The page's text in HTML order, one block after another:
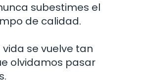
subestimes el
de calidad.
se vuelve tan
olvidamos pasar